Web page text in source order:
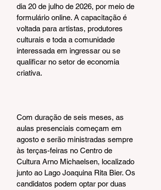
dia 20 de julho de 2026, por meio de
formulário online. A capacitação é
voltada para artistas, produtores
culturais e toda a comunidade
interessada em ingressar ou se
qualificar no setor de economia
criativa.
Com duração de seis meses, as
aulas presenciais começam em
agosto e serão ministradas sempre
às terças-feiras no Centro de
Cultura Arno Michaelsen, localizado
junto ao Lago Joaquina Rita Bier. Os
candidatos podem optar por duas